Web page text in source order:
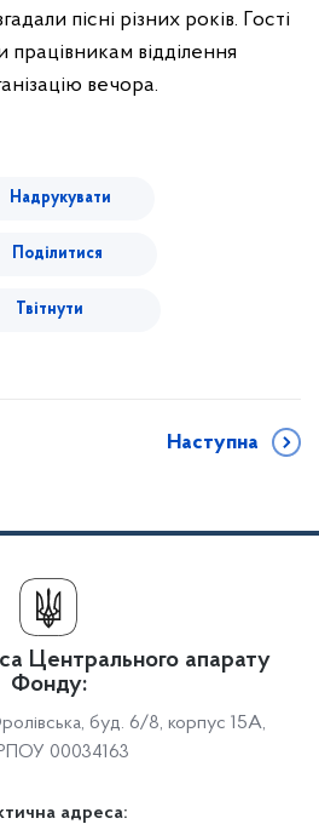
пісні різних років. Гості
відділення
вечора.
Надрукувати
Поділитися
Твітнути
Наступна
Центрального апарату
Фонду:
буд. 6/8, корпус 15А,
00034163
адреса: